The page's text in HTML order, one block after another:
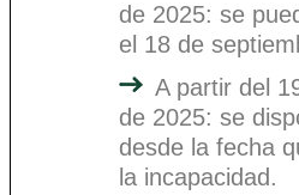
de 2025: se
el 18 de
A partir del
de 2025: se
desde la fecha
la incapacidad.